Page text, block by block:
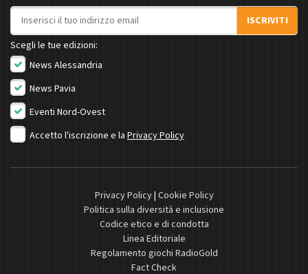
Indirizzo email
ISCRIVITI
Scegli le tue edizioni:
News Alessandria
News Pavia
Eventi Nord-Ovest
Accetto l'iscrizione e la Privacy Policy
Privacy Policy| Cookie Policy
Politica sulla diversità e inclusione
Codice etico e di condotta
Linea Editoriale
Regolamento giochi RadioGold
Fact Check